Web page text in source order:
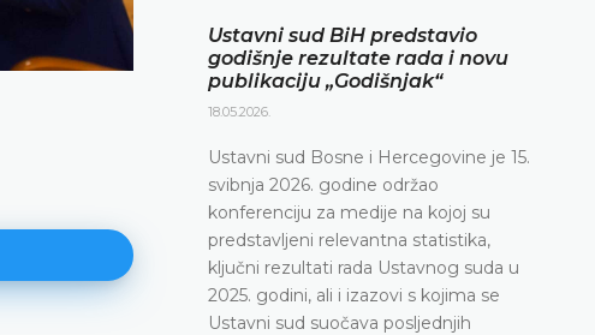
Ustavni sud BiH predstavio
godišnje rezultate rada i novu
publikaciju „Godišnjak“
18.05.2026.
Ustavni sud Bosne i Hercegovine je 15.
svibnja 2026. godine održao
konferenciju za medije na kojoj su
predstavljeni relevantna statistika,
ključni rezultati rada Ustavnog suda u
2025. godini, ali i izazovi s kojima se
Ustavni sud suočava posljednjih